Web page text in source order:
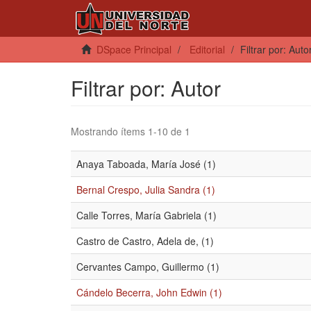
DSpace Principal Editorial Filtrar por:
Filtrar por: Autor
Mostrando ítems 1-10 de 1
Anaya Taboada, María José (1)
Bernal Crespo, Julia Sandra (1)
Calle Torres, María Gabriela (1)
Castro de Castro, Adela de, (1)
Cervantes Campo, Guillermo (1)
Cándelo Becerra, John Edwin (1)